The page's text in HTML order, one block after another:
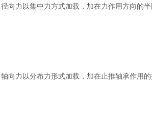
径向力以集中力方式加载，加在力作用方向的
轴向力以分布力形式加载，加在止推轴承作用